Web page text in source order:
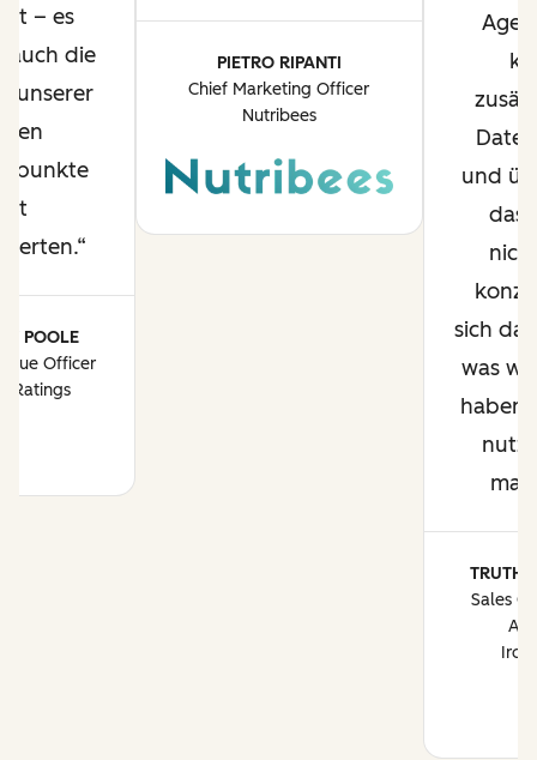
– es
auch die
unserer
POOLE
Officer
PIETRO RIPANTI
Chief Marketing Officer
Nutribees
und
das
sich
was
TRUTH
Sales